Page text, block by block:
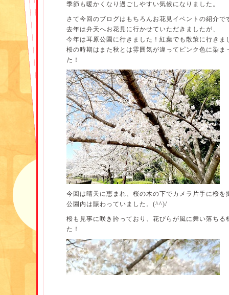
季節も暖かくなり過ごしやすい気候になりました。
さて今回のブログはもちろんお花見イベントの紹介で
去年は弁天へお花見に行かせていただきましたが、
今年は耳原公園に行きました！紅葉でも散策に行きま
桜の時期はまた秋とは雰囲気が違ってピンク色に染ま
た！
今回は晴天に恵まれ、桜の木の下でカメラ片手に桜を
公園内は賑わっていました。(^^)/
桜も見事に咲き誇っており、花びらが風に舞い落ちる
た！